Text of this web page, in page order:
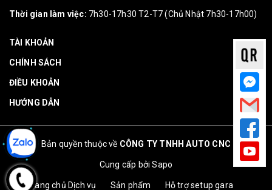
Thời gian làm việc: 7h30-17h30 T2-T7 (Chủ Nhật 7h30-17h00)
TÀI KHOẢN
CHÍNH SÁCH
ĐIỀU KHOẢN
HƯỚNG DẪN
Bản quyền thuộc về CÔNG TY TNHH AUTO CNC
Cung cấp bởiSapo
Trang chủ Dịch vụ Sản phẩm Hỗ trợ setup gara